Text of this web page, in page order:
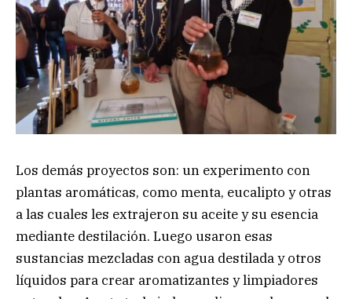
Los demás proyectos son: un experimento con
plantas aromáticas, como menta, eucalipto y otras
a las cuales les extrajeron su aceite y su esencia
mediante destilación. Luego usaron esas
sustancias mezcladas con agua destilada y otros
líquidos para crear aromatizantes y limpiadores